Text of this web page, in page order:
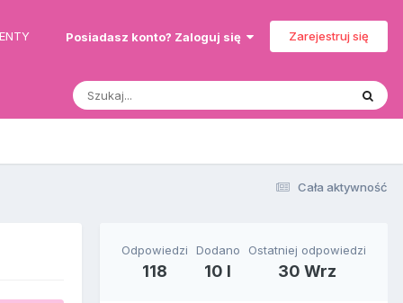
Posiadasz konto? Zaloguj się Zarejestruj się
Cała aktywność
Odpowiedzi
118
Dodano
10 l
Ostatniej odpowiedzi
30 Wrz